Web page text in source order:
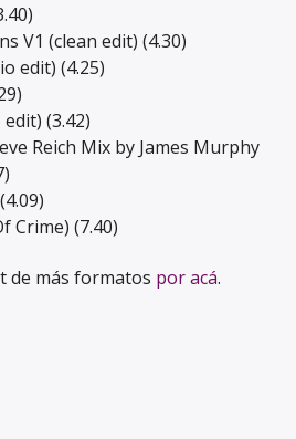
V1 (clean edit) (4.30)
edit) (4.25)
(3.42)
Reich Mix by James Murphy
Crime) (7.40)
de más formatos por acá.